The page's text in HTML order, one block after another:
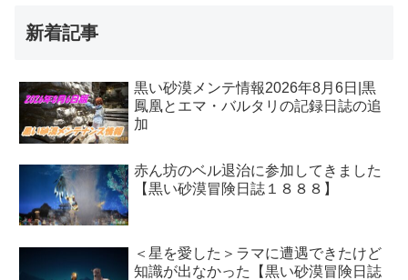
新着記事
黒い砂漠メンテ情報2026年8月6日|黒
鳳凰とエマ・バルタリの記録日誌の追
加
赤ん坊のベル退治に参加してきました
【黒い砂漠冒険日誌１８８８】
＜星を愛した＞ラマに遭遇できたけど
知識が出なかった【黒い砂漠冒険日誌